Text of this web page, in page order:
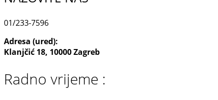
01/233-7596
Adresa (ured):
Klanjčić 18, 10000 Zagreb
Radno vrijeme :